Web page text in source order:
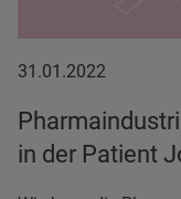
31.01.2022
31.01.2022
in der Patient